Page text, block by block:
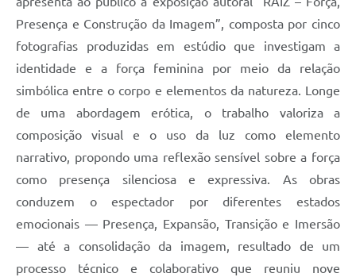
Presença e Construção da Imagem”, composta por cinco
fotografias produzidas em estúdio que investigam a
identidade e a força feminina por meio da relação
simbólica entre o corpo e elementos da natureza. Longe
de uma abordagem erótica, o trabalho valoriza a
composição visual e o uso da luz como elemento
narrativo, propondo uma reflexão sensível sobre a força
como presença silenciosa e expressiva. As obras
conduzem o espectador por diferentes estados
emocionais — Presença, Expansão, Transição e Imersão
— até a consolidação da imagem, resultado de um
processo técnico e colaborativo que reuniu nove